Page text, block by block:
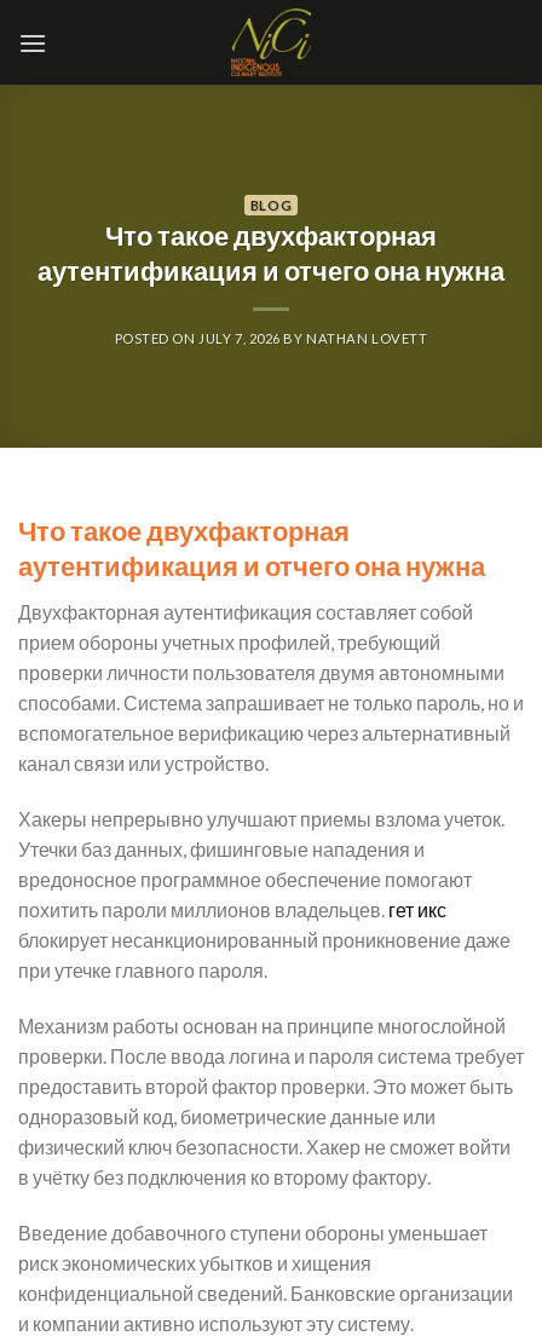
BLOG
Что такое двухфакторная
аутентификация и отчего она нужна
POSTED ON JULY 7, 2026 BYNATHAN LOVETT
Что такое двухфакторная
аутентификация и отчего она нужна
Двухфакторная аутентификация составляет собой
прием обороны учетных профилей, требующий
проверки личности пользователя двумя автономными
способами. Система запрашивает не только пароль, но и
вспомогательное верификацию через альтернативный
канал связи или устройство.
Хакеры непрерывно улучшают приемы взлома учеток.
Утечки баз данных, фишинговые нападения и
вредоносное программное обеспечение помогают
похитить пароли миллионов владельцев. гет икс
блокирует несанкционированный проникновение даже
при утечке главного пароля.
Механизм работы основан на принципе многослойной
проверки. После ввода логина и пароля система требует
предоставить второй фактор проверки. Это может быть
одноразовый код, биометрические данные или
физический ключ безопасности. Хакер не сможет войти
в учётку без подключения ко второму фактору.
Введение добавочного ступени обороны уменьшает
риск экономических убытков и хищения
конфиденциальной сведений. Банковские организации
и компании активно используют эту систему.